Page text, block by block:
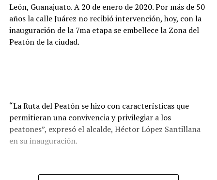
León, Guanajuato. A 20 de enero de 2020. Por más de 50
años la calle Juárez no recibió intervención, hoy, con la
inauguración de la 7ma etapa se embellece la Zona del
Peatón de la ciudad.
“La Ruta del Peatón se hizo con características que
permitieran una convivencia y privilegiar a los
peatones”, expresó el alcalde, Héctor López Santillana
en su inauguración.